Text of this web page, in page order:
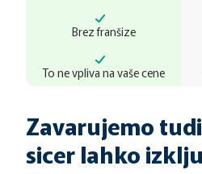
Brez franšize
To ne vpliva na vaše cene
Zavarujemo
sicer lahko